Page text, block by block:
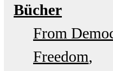
Bücher
From
Freedom